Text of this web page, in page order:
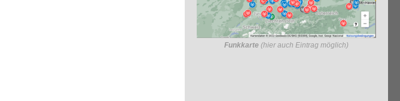
Funkkarte (hier auch Eintrag möglich)